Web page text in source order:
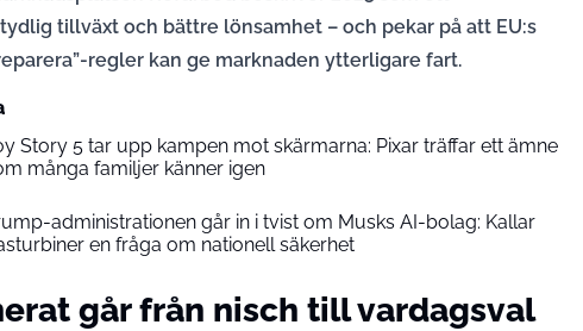
tillväxt och bättre lönsamhet – och pekar på att EU:s
regler kan ge marknaden ytterligare fart.
Story 5 tar upp kampen mot skärmarna: Pixar träffar ett ämne
många familjer känner igen
administrationen går in i tvist om Musks AI-bolag: Kallar
en fråga om nationell säkerhet
går från nisch till vardagsval